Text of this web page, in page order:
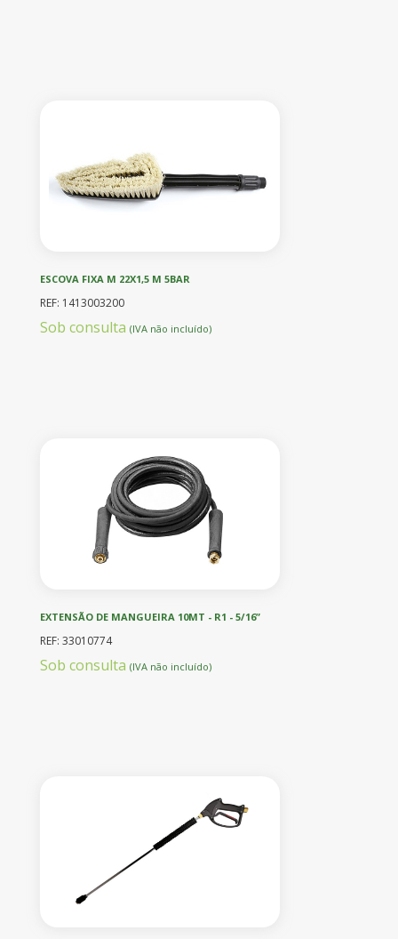
ESCOVA FIXA M 22X1,5 M 5BAR
REF: 1413003200
Sob consulta (IVA não incluído)
EXTENSÃO DE MANGUEIRA 10MT - R1 - 5/16”
REF: 33010774
Sob consulta (IVA não incluído)